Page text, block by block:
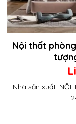
Nội thất
Nhà sản xuất: NỘI